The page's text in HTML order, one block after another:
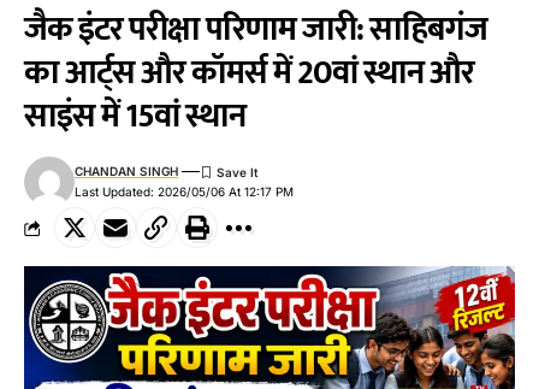
जैक इंटर परीक्षा परिणाम जारी: साहिबगंज
का आर्ट्स और कॉमर्स में 20वां स्थान और
साइंस में 15वां स्थान
Last Updated: 2026/05/06 At 12:17 PM
CHANDAN SINGH